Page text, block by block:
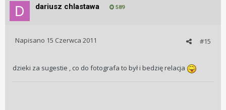
dariusz chlastawa 589
#15
Napisano 15 Czerwca 2011
dzieki za sugestie , co do fotografa to był i bedzię relacja